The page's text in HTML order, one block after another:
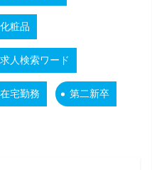
化粧品
人検索ワード
宅勤務 第二新卒